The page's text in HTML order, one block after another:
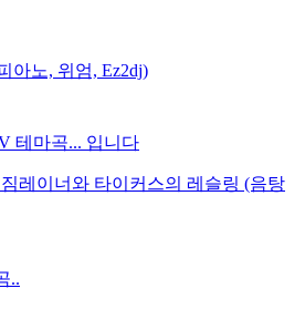
아노, 위엄, Ez2dj)
테마곡... 입니다
레이너와 타이커스의 레슬링 (음탕
..